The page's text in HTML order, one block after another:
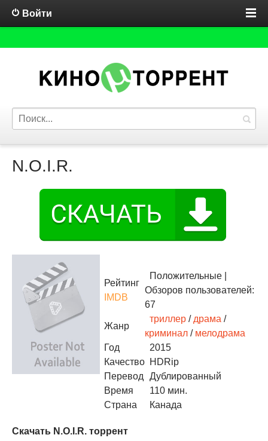
Войти
N.O.I.R.
Рейтинг
IMDB
Положительные
Обзоров пользователей:
67
Жанр
триллер / драма /
криминал / мелодрама
Год
2015
Качество HDRip
Перевод
Дублированный
Время
110 мин.
Страна
Канада
Скачать N.O.I.R. торрент